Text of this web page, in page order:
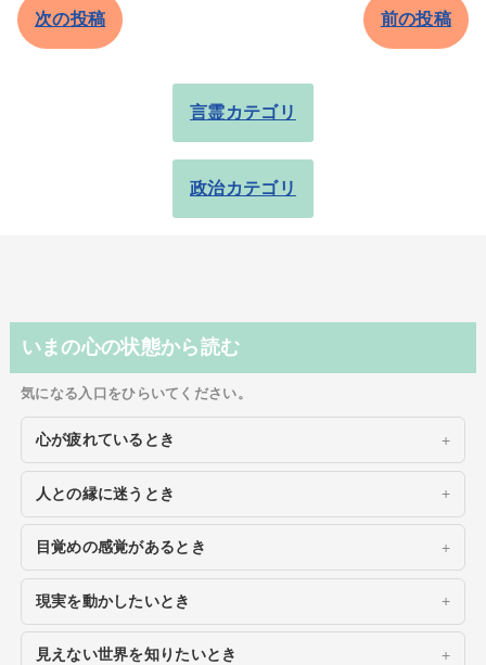
次の投稿 前の投稿
言霊カテゴリ
政治カテゴリ
いまの心の状態から読む
気になる入口をひらいてください。
心が疲れているとき
人との縁に迷うとき
目覚めの感覚があるとき
現実を動かしたいとき
見えない世界を知りたいとき